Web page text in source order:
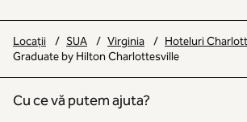
Locații / SUA / Virginia / Hoteluri
Graduate by Hilton Charlottesville
Cu ce vă putem ajuta?